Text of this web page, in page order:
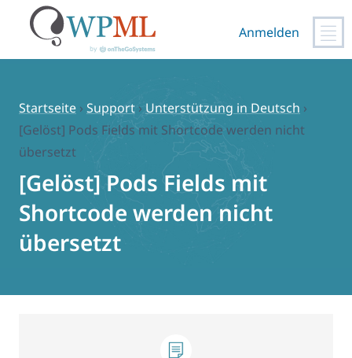
springen
Anmelden
Startseite › Support › Unterstützung in Deutsch ›
[Gelöst] Pods Fields mit Shortcode werden nicht
übersetzt
[Gelöst] Pods Fields mit
Shortcode werden nicht
übersetzt